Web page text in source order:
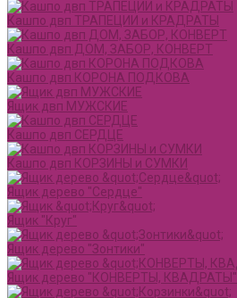
Кашпо двп ТРАПЕЦИИ и КРАДРАТЫ
Кашпо двп ДОМ, ЗАБОР, КОНВЕРТ
Кашпо двп КОРОНА ПОДКОВА
Ящик двп МУЖСКИЕ
Кашпо двп СЕРДЦЕ
Кашпо двп КОРЗИНЫ и СУМКИ
Ящик дерево "Сердце"
Ящик "Круг"
Ящик дерево "Зонтики"
Ящик дерево "КОНВЕРТЫ, КВАДРАТЫ"